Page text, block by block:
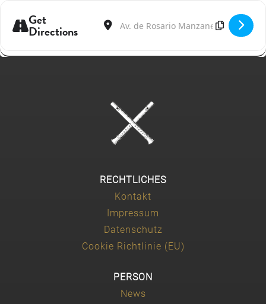
Get
Directions
Address - Maurice Steger & Ignacio Prego
Destination Address - Maurice
RECHTLICHES
Kontakt
Impressum
Datenschutz
Cookie Richtlinie (EU)
PERSON
News